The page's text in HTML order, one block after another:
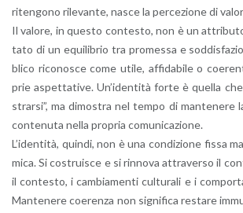
ri­ten­go­no ri­le­van­te, nasce la per­ce­zio­ne di
Il va­lo­re, in que­sto con­te­sto, non è un
ta­to di un equi­li­brio tra pro­mes­sa e
bli­co ri­co­no­sce come utile, af­fi­da­bi­le o
prie aspet­ta­ti­ve. Un’i­den­ti­tà forte è quel­la
strar­si”, ma di­mo­stra nel tempo di man­te­ne­re
con­te­nu­ta nella pro­pria co­mu­ni­ca­zio­ne.
L’i­den­ti­tà, quin­di, non è una con­di­zio­ne fissa
mi­ca. Si co­strui­sce e si rin­no­va at­tra­ver­so il
il con­te­sto, i cam­bia­men­ti cul­tu­ra­li e i
Man­te­ne­re coe­ren­za non si­gni­fi­ca re­sta­re